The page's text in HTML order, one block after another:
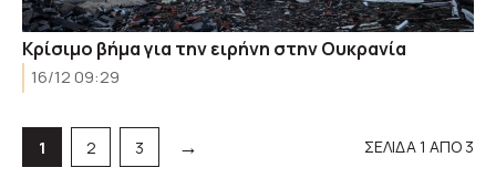
Kρίσιμο βήμα για την ειρήνη στην Ουκρανία
16/12 09:29
Σελίδα
1 Σελίδα
2 Σελίδα
3 → ΣΕΛΙΔΑ 1 ΑΠΟ 3